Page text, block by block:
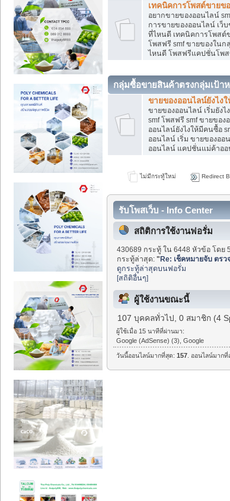
เทคนิคการโพสต์ขายข
อยากขายของออนไลน์
การขายของออนไลน์ เว็
ที่ไหนดี เทคนิคการโพสต์
โพสฟรี smf ขายของในก
ไหนดี โพสฟรีแคปชั่นโพส
กลุ่มซื้อขายสินค้าตรงกลุ่มเป้า
ขายของออนไลน์ยังไง
ขายของออนไลน์ เริ่มยัง
smf โพสฟรี smf ขายของ
ออนไลน์ยังไงให้มีคนซื้อ
ออนไลน์ เริ่ม ขายของอ
ออนไลน์ แคปชั่นแม่ค้าออ
ไม่มีกระทู้ใหม่ Redirect
รับโพสเว็บ - Info Center
สถิติการใช้งานฟอรั่ม
430689 กระทู้ ใน 6448 หัวข้อ โด
กระทู้ล่าสุด:"Re: เช็คหมายจับ ตรว
ดูกระทู้ล่าสุดบนฟอรั่ม
[สถิติอื่นๆ]
ผู้ใช้งานขณะนี้
107 บุคคลทั่วไป, 0 สมาชิก (4
ผู้ใช้เมื่อ 15 นาทีที่ผ่านมา:
Google (AdSense) (3), Google
วันนี้ออนไลน์มากที่สุด:157 . ออนไลน์มาก